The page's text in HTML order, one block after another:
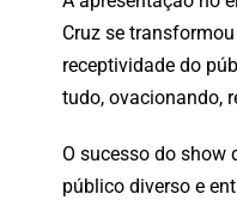
Cruz se
receptividade do
tudo, ovacionando,
O sucesso do show
público diverso e